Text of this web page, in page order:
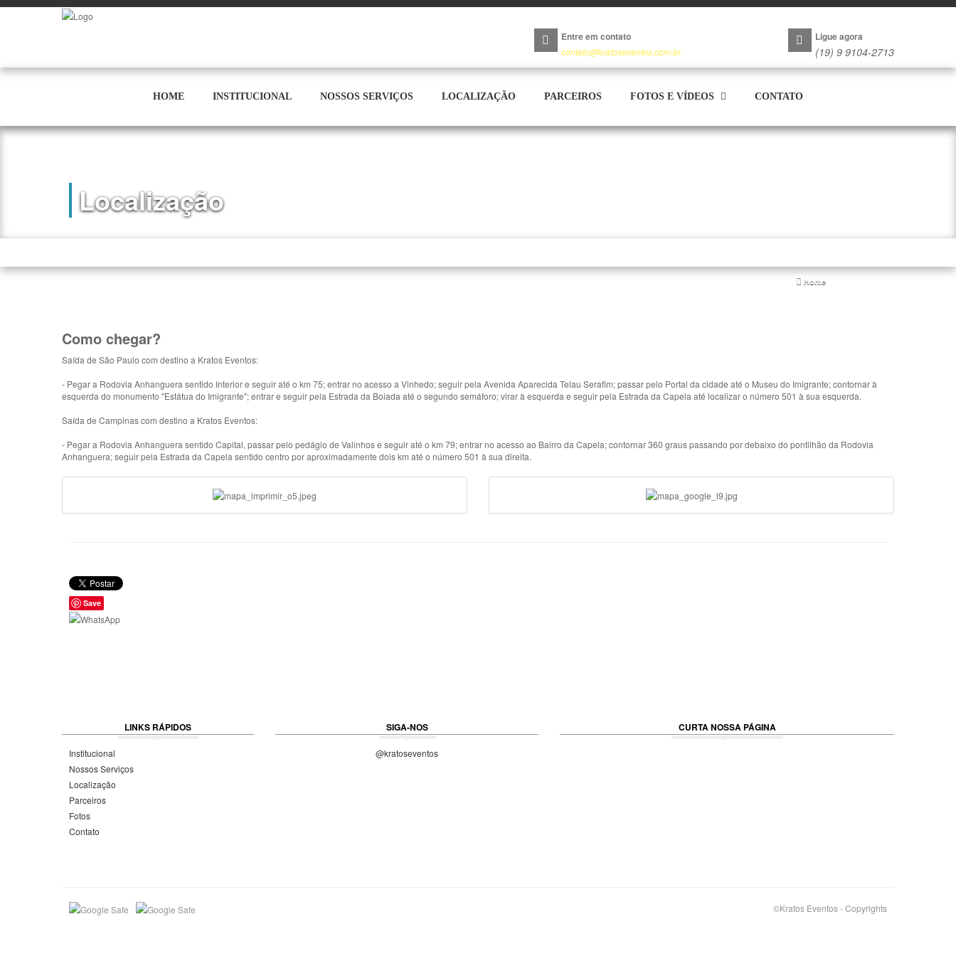
Entre em contato
contato@kratoseventos.com.br
Ligue agora
(19) 9 9104-2713
HOME INSTITUCIONAL NOSSOS SERVIÇOS LOCALIZAÇÃO PARCEIROS FOTOS E VÍDEOS CONTATO
Localização
Home
Como chegar?
Saída de São Paulo com destino a Kratos Eventos:
- Pegar a Rodovia Anhanguera sentido Interior e seguir até o km 75; entrar no acesso a Vinhedo; seguir pela Avenida Aparecida Telau Serafim; passar pelo Portal da cidade até o Museu do Imigrante; contornar à
esquerda do monumento "Estátua do Imigrante"; entrar e seguir pela Estrada da Boiada até o segundo semáforo; virar à esquerda e seguir pela Estrada da Capela até localizar o número 501 à sua esquerda.
Saída de Campinas com destino a Kratos Eventos:
- Pegar a Rodovia Anhanguera sentido Capital, passar pelo pedágio de Valinhos e seguir até o km 79; entrar no acesso ao Bairro da Capela; contornar 360 graus passando por debaixo do pontilhão da Rodovia
Anhanguera; seguir pela Estrada da Capela sentido centro por aproximadamente dois km até o número 501 à sua direita.
Save
LINKS RÁPIDOS
Institucional
Nossos Serviços
Localização
Parceiros
Fotos
Contato
SIGA-NOS
@kratoseventos
CURTA NOSSA PÁGINA
©Kratos Eventos - Copyrights